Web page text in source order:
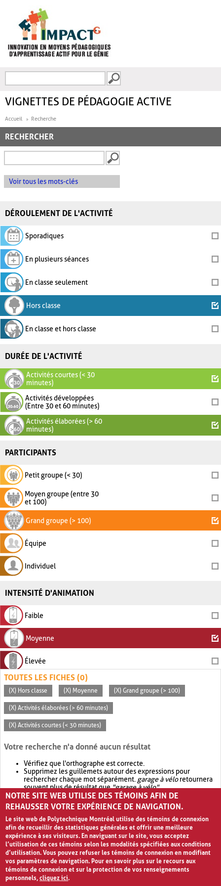
FORMULAIRE DE
VIGNETTES DE PÉDAGOGIE ACTIVE
Accueil Recherche
RECHERCHER
Voir tous les mots-clés
DÉROULEMENT DE L'ACTIVITÉ
Sporadiques
En plusieurs séances
En classe seulement
Hors classe
En classe et hors classe
DURÉE DE L'ACTIVITÉ
Activités courtes (< 30
minutes)
Activités développées
(Entre 30 et 60 minutes)
Activités élaborées (> 60
minutes)
PARTICIPANTS
Petit groupe (< 30)
Moyen groupe (entre 30
et 100)
Grand groupe (> 100)
Équipe
Individuel
INTENSITÉ D'ANIMATION
Faible
Moyenne
Élevée
TOUTES LES FICHES (0)
(X) Hors classe (X) Moyenne (X) Grand groupe (> 100)
(X) Activités élaborées (> 60 minutes)
(X) Activités courtes (< 30 minutes)
Votre recherche n'a donné aucun résultat
Vérifiez que l'orthographe est correcte.
Supprimez les guillemets autour des expressions pour
rechercher chaque mot séparément. garage à véloretournera
souvent plus de résultat que"garage à vélo".
Envisagez d'élargir votre recherche avec OR.garage OR vélo
retournera souvent plus de résultat quegarage à vélo
NOTRE SITE WEB UTILISE DES TÉMOINS AFIN DE
REHAUSSER VOTRE EXPÉRIENCE DE NAVIGATION.
Le site web de Polytechnique Montréal utilise des témoins de connexion
afin de recueillir des statistiques générales et offrir une meilleure
expérience à ses visiteurs. En naviguant sur le site, vous acceptez
l’utilisation de ces témoins selon les modalités spécifiées aux conditions
d’utilisation. Vous pouvez refuser les témoins de connexion en modifiant
vos paramètres de navigation. Pour en savoir plus sur le recours aux
témoins de connexion et sur la protection de vos renseignements
personnels,cliquez ici.